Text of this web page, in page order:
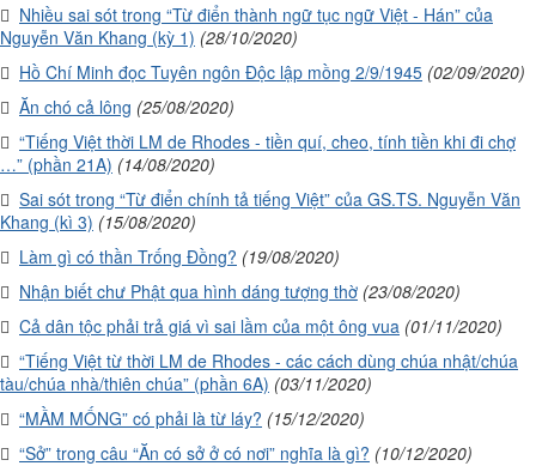
Nhiều sai sót trong “Từ điển thành ngữ tục ngữ Việt - Hán” của
Nguyễn Văn Khang (kỳ 1) (28/10/2020)
Hồ Chí Minh đọc Tuyên ngôn Độc lập mồng 2/9/1945 (02/09/2020)
Ăn chó cả lông (25/08/2020)
“Tiếng Việt thời LM de Rhodes - tiền quí, cheo, tính tiền khi đi chợ
…” (phần 21A) (14/08/2020)
Sai sót trong “Từ điển chính tả tiếng Việt” của GS.TS. Nguyễn Văn
Khang (kì 3) (15/08/2020)
Làm gì có thần Trống Đồng? (19/08/2020)
Nhận biết chư Phật qua hình dáng tượng thờ (23/08/2020)
Cả dân tộc phải trả giá vì sai lầm của một ông vua (01/11/2020)
“Tiếng Việt từ thời LM de Rhodes - các cách dùng chúa nhật/chúa
tàu/chúa nhà/thiên chúa” (phần 6A) (03/11/2020)
“MẦM MỐNG” có phải là từ láy? (15/12/2020)
“Sở” trong câu “Ăn có sở ở có nơi” nghĩa là gì? (10/12/2020)